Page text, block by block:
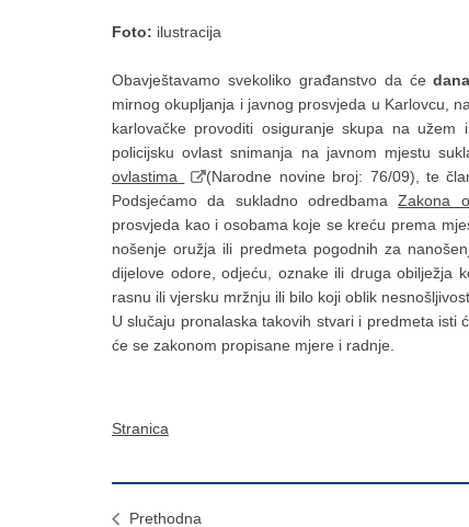
Foto: ilustracija
Obavještavamo svekoliko građanstvo da će
mirnog okupljanja i javnog prosvjeda u Karlovcu, na
karlovačke provoditi osiguranje skupa na
policijsku ovlast snimanja na javnom mjestu
ovlastima
(Narodne novine broj: 76/09), te
Podsjećamo da sukladno odredbamaZakona
prosvjeda kao i osobama koje se kreću prema
nošenje oružja ili predmeta pogodnih za
dijelove odore, odjeću, oznake ili druga obilježja
rasnu ili vjersku mržnju ili bilo koji oblik
U slučaju pronalaska takovih stvari i predmeta
će se zakonom propisane mjere i radnje.
Stranica
Prethodna